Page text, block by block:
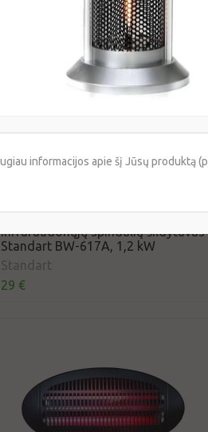
Infraraudonųjų spindulių šildytuvas
Standart BW-617A, 1,2 kW
Standart
29 €